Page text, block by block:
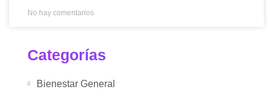
No hay comentarios
Categorías
Bienestar General